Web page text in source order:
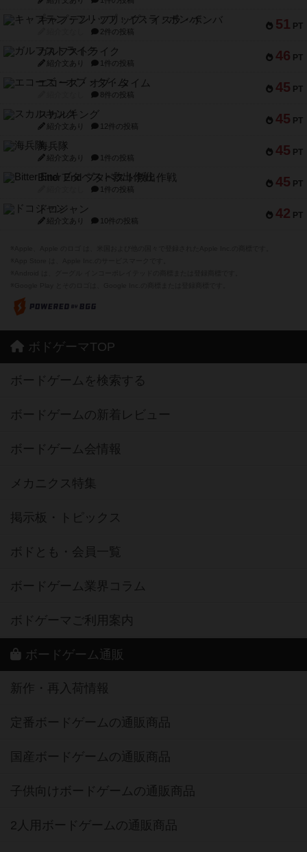
51 PT
キャプテン・フリップ：イスラ・ボンバ
2件の投稿
46 PT
ガルフストライク
紹介文あり 1件の投稿
45 PT
エコーズ・オブ・タイム
8件の投稿
45 PT
スカルキング
紹介文あり 12件の投稿
45 PT
海兵隊
紹介文あり 1件の投稿
45 PT
Bitter End ブタペスト救出作戦
1件の投稿
42 PT
ドコジャン
紹介文あり 10件の投稿
ボドゲーマTOP
ボードゲームを検索する
ボードゲームの新着レビュー
ボードゲーム会情報
メカニクス特集
掲示板・トピックス
ボドとも・会員一覧
ボードゲーム業界コラム
ボドゲーマご利用案内
ボードゲーム通販
新作・再入荷情報
定番ボードゲームの通販商品
国産ボードゲームの通販商品
子供向けボードゲームの通販商品
2人用ボードゲームの通販商品